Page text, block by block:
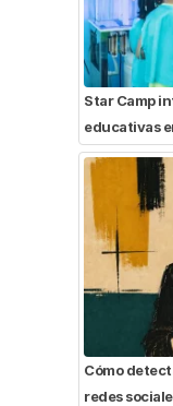
Star Camp
educativas
Cómo
redes